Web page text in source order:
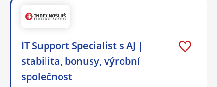
IT Support Specialist s AJ |
stabilita, bonusy, výrobní
společnost